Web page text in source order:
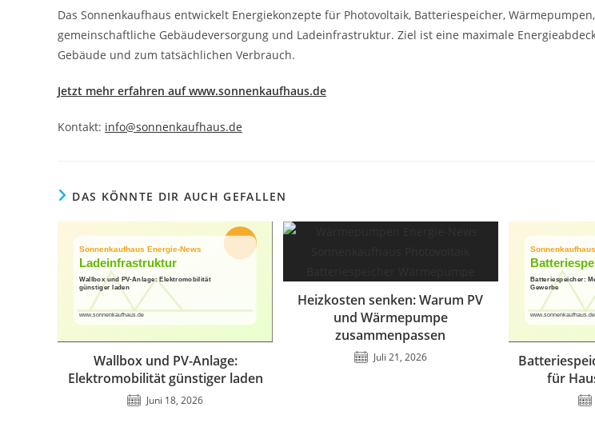
Das Sonnenkaufhaus entwickelt Energiekonzepte für Photovoltaik, Batteriespeicher,
gemeinschaftliche Gebäudeversorgung und Ladeinfrastruktur. Ziel ist eine maximale
Gebäude und zum tatsächlichen Verbrauch.
Jetzt mehr erfahren auf www.sonnenkaufhaus.de
Kontakt: info@sonnenkaufhaus.de
DAS KÖNNTE DIR AUCH GEFALLEN
Wallbox und PV-Anlage:
Elektromobilität günstiger laden
Juni 18, 2026
Heizkosten senken: Warum PV
und Wärmepumpe
zusammenpassen
Juli 21, 2026
für